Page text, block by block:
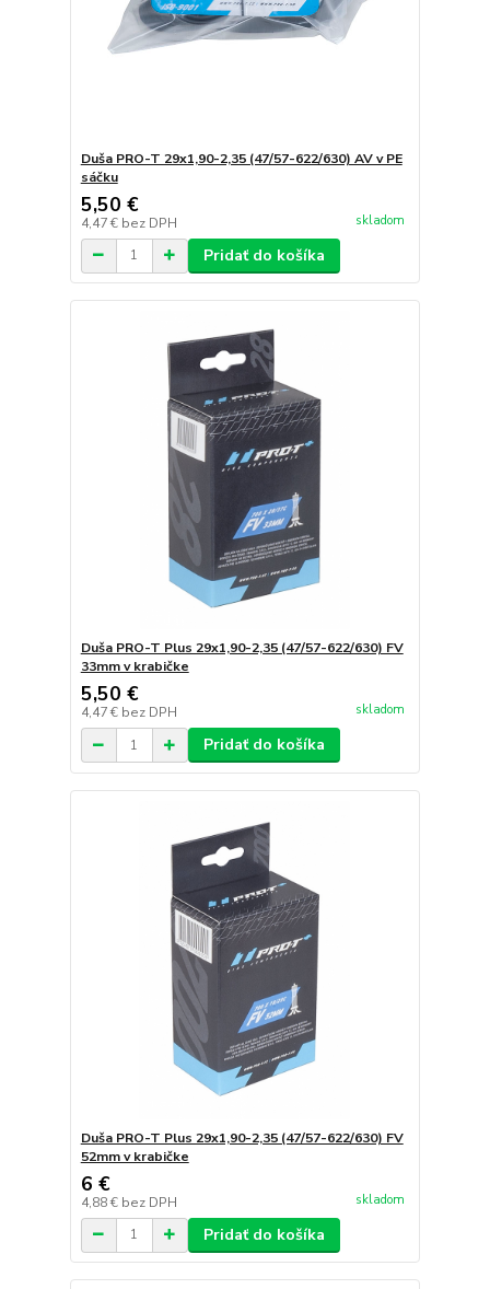
Duša PRO-T 29x1,90-2,35 (47/57-622/630) AV v PE
sáčku
5,50 €
4,47 € bez DPH skladom
Pridať do košíka
Duša PRO-T Plus 29x1,90-2,35 (47/57-622/630) FV
33mm v krabičke
5,50 €
4,47 € bez DPH skladom
Pridať do košíka
Duša PRO-T Plus 29x1,90-2,35 (47/57-622/630) FV
52mm v krabičke
6 €
4,88 € bez DPH skladom
Pridať do košíka